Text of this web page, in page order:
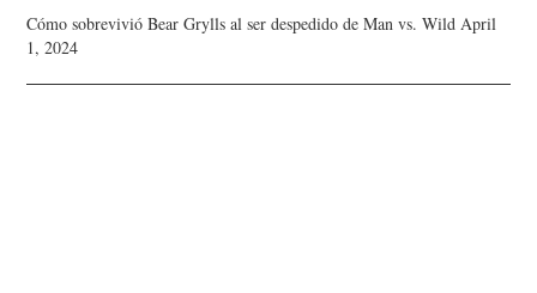
Cómo sobrevivió Bear Grylls al ser despedido de Man vs. Wild April
1, 2024